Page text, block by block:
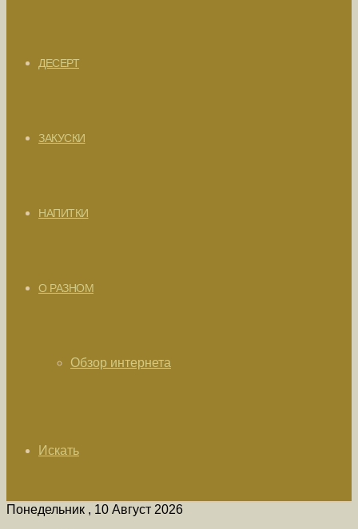
ДЕСЕРТ
ЗАКУСКИ
НАПИТКИ
О РАЗНОМ
Обзор интернета
Искать
Понедельник , 10 Август 2026